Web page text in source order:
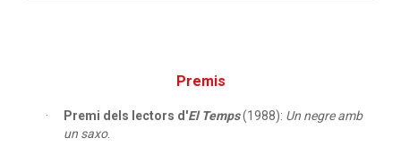
Premis
Premi dels lectors d'El Temps(1988): Un negre amb
un saxo.